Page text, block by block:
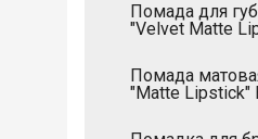
Помада для
"Velvet Matte
Помада
"Matte Lipstick"